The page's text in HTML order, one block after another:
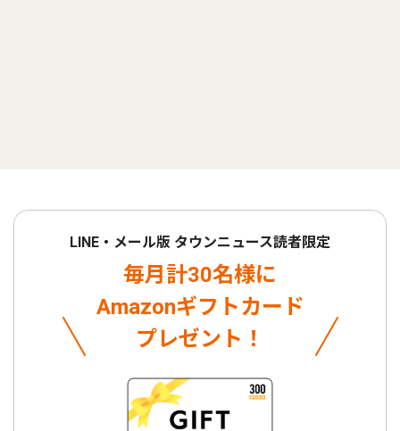
LINE・メール版 タウンニュース読者限定
毎月計30名様に
Amazonギフトカード
プレゼント！